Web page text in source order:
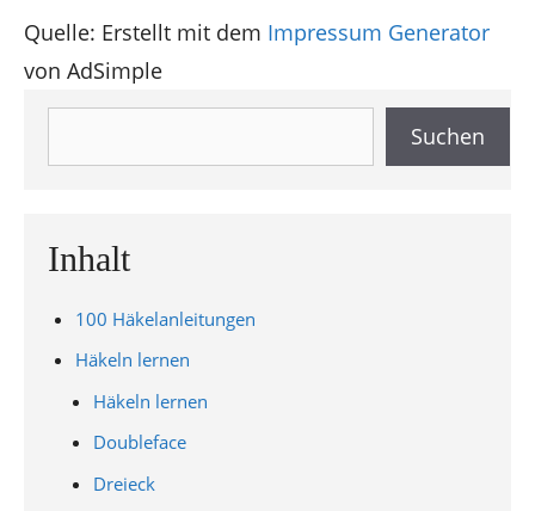
Quelle: Erstellt mit dem Impressum Generator
von AdSimple
Suchen
Inhalt
100 Häkelanleitungen
Häkeln lernen
Häkeln lernen
Doubleface
Dreieck